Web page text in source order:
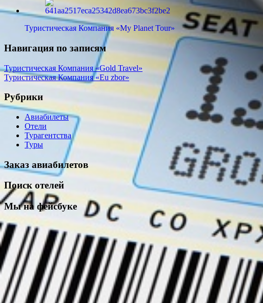
Туристическая Компания «My Planet Tour»
Навигация по записям
Туристическая Компания «Gold Travel»
Туристическая Компания «Eu zbor»
Рубрики
Авиабилеты
Отели
Турагентства
Туры
Заказ авиабилетов
Поиск отелей
Мы на фейсбуке